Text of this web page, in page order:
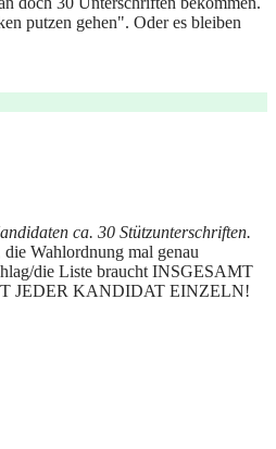
putzen gehen". Oder es bleiben
ca. 30 Stützunterschriften.
Wahlordnung mal genau
die Liste braucht INSGESAMT
JEDER KANDIDAT EINZELN!